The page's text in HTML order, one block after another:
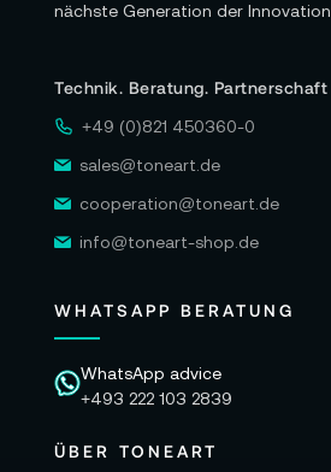
nächste Generation der Innovation.
Technik. Beratung. Partnerschaft
+49 (0)821 450360-0
sales@toneart.de
cooperation@toneart.de
info@toneart-shop.de
WHATSAPP BERATUNG
WhatsApp advice
+493 222 103 2839
ÜBER TONEART